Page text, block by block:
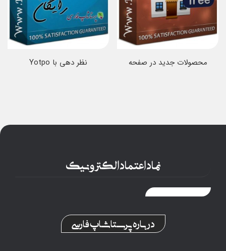
نظر دهی با Yotpo
محصولات جدید در صفحه
نماد اعتماد الکترونیک
درباره پرستاشاپ فارسی